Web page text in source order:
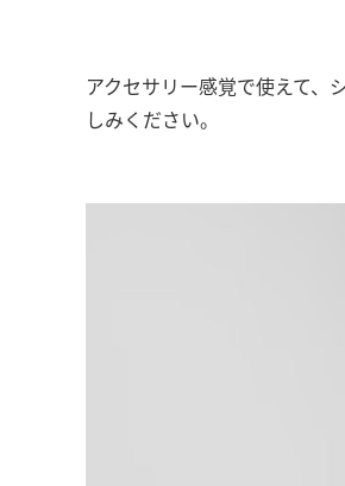
アクセサリー感覚で使えて、
しみください。